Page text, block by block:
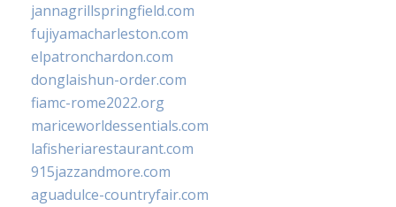
jannagrillspringfield.com
fujiyamacharleston.com
elpatronchardon.com
donglaishun-order.com
fiamc-rome2022.org
mariceworldessentials.com
lafisheriarestaurant.com
915jazzandmore.com
aguadulce-countryfair.com